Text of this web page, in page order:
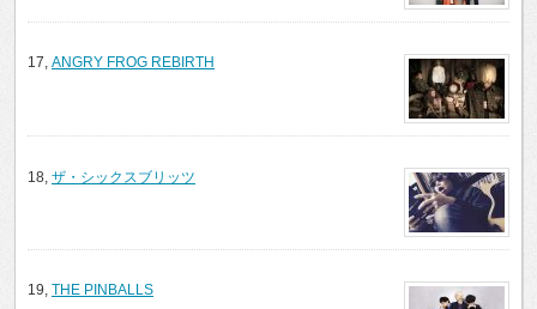
17, ANGRY FROG REBIRTH
18, ザ・シックスブリッツ
19, THE PINBALLS